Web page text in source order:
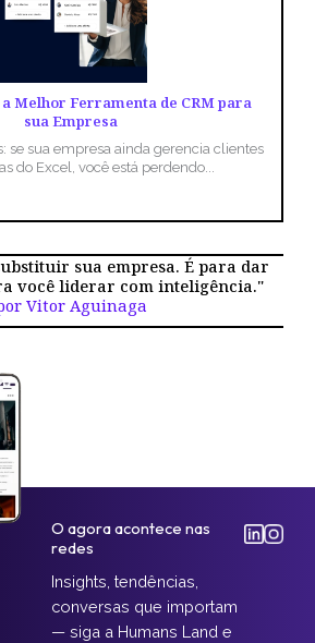
Melhor Ferramenta de CRM para
sua Empresa
se sua empresa ainda gerencia clientes
do Excel, você está perdendo...
sua empresa. É para dar
você liderar com inteligência."
Vitor Aguinaga
O agora acontece nas
redes
Insights, tendências,
conversas que importam
— siga a Humans Land e